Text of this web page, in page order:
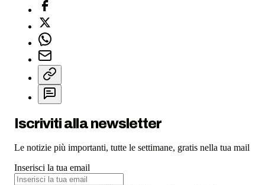
Iscriviti alla newsletter
Le notizie più importanti, tutte le settimane, gratis nella tua mail
Inserisci la tua email